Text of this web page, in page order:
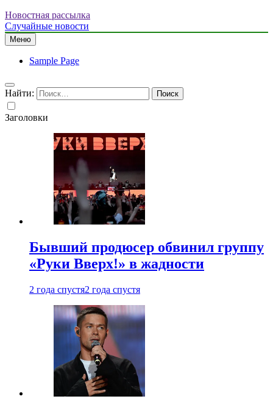
Новостная рассылка
Случайные новости
Меню
Sample Page
Найти:
Заголовки
Бывший продюсер обвинил группу
«Руки Вверх!» в жадности
2 года спустя2 года спустя